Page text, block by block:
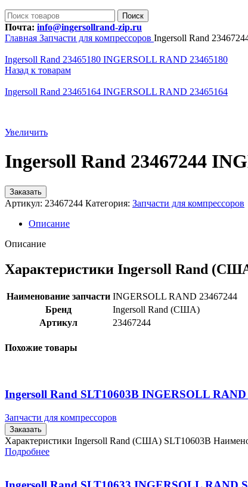
Поиск
Почта: info@ingersollrand-zip.ru
Главная Запчасти для компрессоров Ingersoll Rand
Ingersoll Rand 23465180 INGERSOLL RAND 23465180
Назад к товарам
Ingersoll Rand 23465164 INGERSOLL RAND 23465164
Увеличить
Ingersoll Rand 23467244
Заказать
Артикул: 23467244 Категория: Запчасти для компрессоров
Описание
Описание
Характеристики Ingersoll Rand
Наименование запчасти INGERSOLL RAND 23467244
Бренд
Ingersoll Rand (США)
Артикул
23467244
Похожие товары
Ingersoll Rand SLT10603B INGERSOLL RAND
Запчасти для компрессоров
Заказать
Характеристики Ingersoll Rand (США) SLT10603B
Подробнее